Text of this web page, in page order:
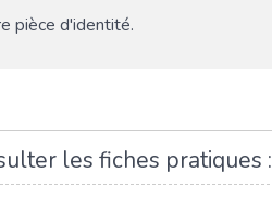
pièce d'identité.
les fiches pratiques :